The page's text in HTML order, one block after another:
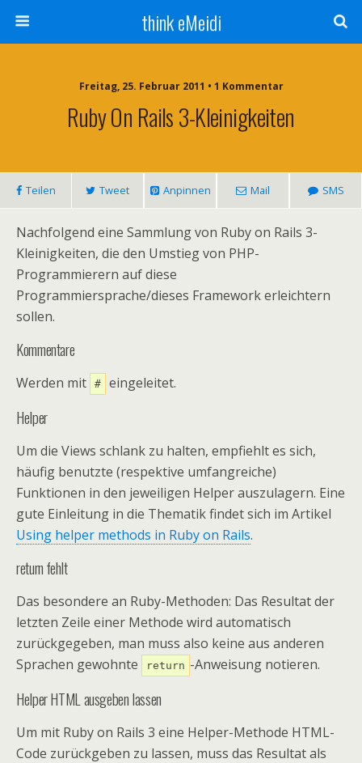
think eMeidi
Freitag, 25. Februar 2011 • 1 Kommentar
Ruby On Rails 3-Kleinigkeiten
Teilen Tweet Anpinnen Mail SMS
Nachfolgend eine Sammlung von Ruby on Rails 3-
Kleinigkeiten, die den Umstieg von PHP-
Programmierern auf diese
Programmiersprache/dieses Framework erleichtern
sollen.
Kommentare
Werden mit # eingeleitet.
Helper
Um die Views schlank zu halten, empfiehlt es sich,
häufig benutzte (respektive umfangreiche)
Funktionen in den jeweiligen Helper auszulagern. Eine
gute Einleitung in die Thematik findet sich im Artikel
Using helper methods in Ruby on Rails.
return fehlt
Das besondere an Ruby-Methoden: Das Resultat der
letzten Zeile einer Methode wird automatisch
zurückgegeben, man muss also keine aus anderen
Sprachen gewohnte
return -Anweisung notieren.
Helper HTML ausgeben lassen
Um mit Ruby on Rails 3 eine Helper-Methode HTML-
Code zurückgeben zu lassen, muss das Resultat als